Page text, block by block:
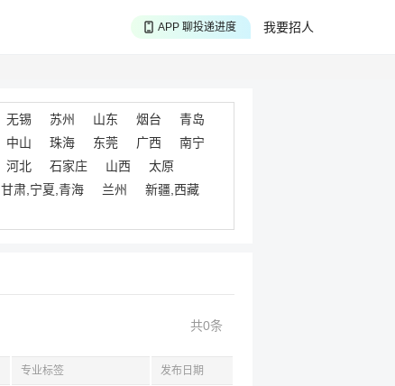
我要招人
APP 聊投递进度
无锡 苏州 山东 烟台
青岛
中山 珠海 东莞 广西
南宁
河北 石家庄 山西
太原
甘肃,宁夏,青海 兰州
新疆,西藏
共0条
专业标签 发布日期